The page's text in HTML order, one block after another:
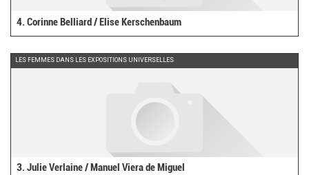
4. Corinne Belliard / Elise Kerschenbaum
LES FEMMES DANS LES EXPOSITIONS UNIVERSELLES
3. Julie Verlaine / Manuel Viera de Miguel